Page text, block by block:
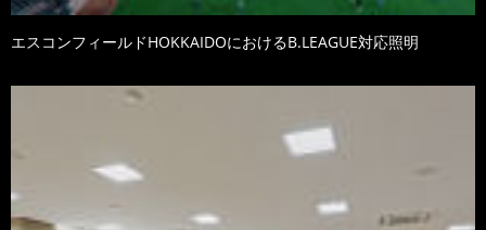
エスコンフィールドHOKKAIDOにおけるB.LEAGUE対応照明